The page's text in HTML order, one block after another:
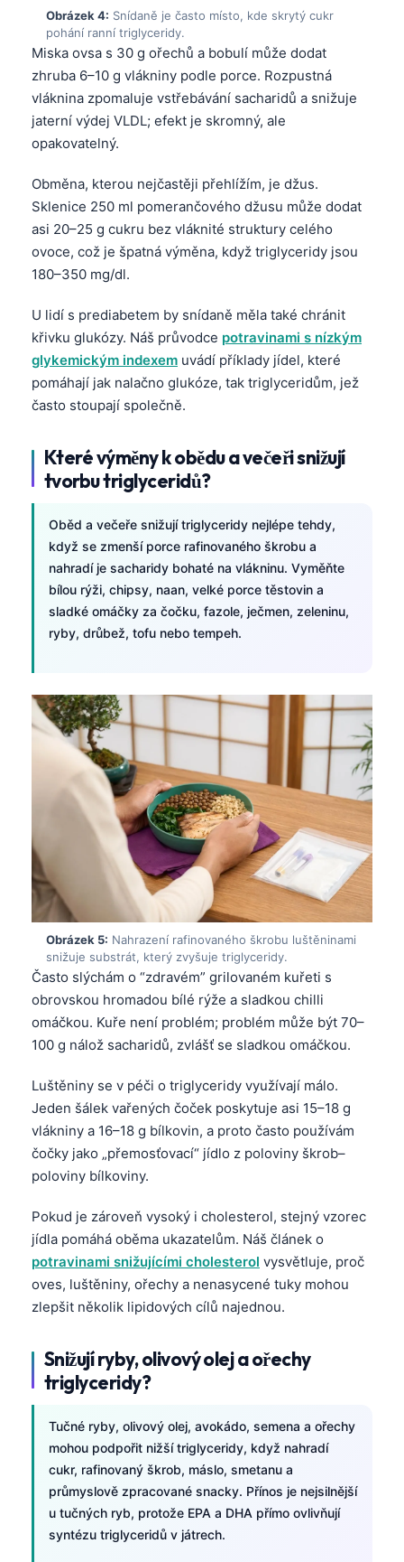
Obrázek 4: Snídaně je často místo, kde skrytý cukr
pohání ranní triglyceridy.
Miska ovsa s 30 g ořechů a bobulí může dodat
zhruba 6–10 g vlákniny podle porce. Rozpustná
vláknina zpomaluje vstřebávání sacharidů a snižuje
jaterní výdej VLDL; efekt je skromný, ale
opakovatelný.
Obměna, kterou nejčastěji přehlížím, je džus.
Sklenice 250 ml pomerančového džusu může dodat
asi 20–25 g cukru bez vláknité struktury celého
ovoce, což je špatná výměna, když triglyceridy jsou
180–350 mg/dl.
U lidí s prediabetem by snídaně měla také chránit
křivku glukózy. Náš průvodce potravinami s nízkým
glykemickým indexem uvádí příklady jídel, které
pomáhají jak nalačno glukóze, tak triglyceridům, jež
často stoupají společně.
Které výměny k obědu a večeři snižují
tvorbu triglyceridů?
Oběd a večeře snižují triglyceridy nejlépe tehdy,
když se zmenší porce rafinovaného škrobu a
nahradí je sacharidy bohaté na vlákninu. Vyměňte
bílou rýži, chipsy, naan, velké porce těstovin a
sladké omáčky za čočku, fazole, ječmen, zeleninu,
ryby, drůbež, tofu nebo tempeh.
Obrázek 5: Nahrazení rafinovaného škrobu luštěninami
snižuje substrát, který zvyšuje triglyceridy.
Často slýchám o “zdravém” grilovaném kuřeti s
obrovskou hromadou bílé rýže a sladkou chilli
omáčkou. Kuře není problém; problém může být 70–
100 g nálož sacharidů, zvlášť se sladkou omáčkou.
Luštěniny se v péči o triglyceridy využívají málo.
Jeden šálek vařených čoček poskytuje asi 15–18 g
vlákniny a 16–18 g bílkovin, a proto často používám
čočky jako „přemosťovací“ jídlo z poloviny škrob–
poloviny bílkoviny.
Pokud je zároveň vysoký i cholesterol, stejný vzorec
jídla pomáhá oběma ukazatelům. Náš článek o
potravinami snižujícími cholesterol vysvětluje, proč
oves, luštěniny, ořechy a nenasycené tuky mohou
zlepšit několik lipidových cílů najednou.
Snižují ryby, olivový olej a ořechy
triglyceridy?
Tučné ryby, olivový olej, avokádo, semena a ořechy
mohou podpořit nižší triglyceridy, když nahradí
cukr, rafinovaný škrob, máslo, smetanu a
průmyslově zpracované snacky. Přínos je nejsilnější
u tučných ryb, protože EPA a DHA přímo ovlivňují
syntézu triglyceridů v játrech.